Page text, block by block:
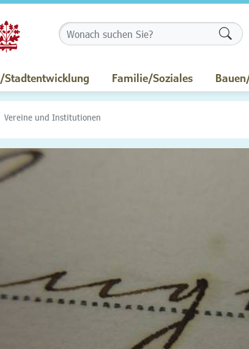
Stadtentwicklung Familie/Soziales
Vereine und Institutionen